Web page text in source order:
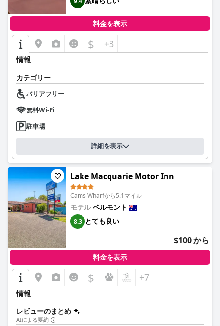
料金を表示
$ +3
情報
カテゴリー
バリアフリー
無料Wi-Fi
駐車場
詳細を表示
Lake Macquarie Motor Inn
Cams Wharfから5.1マイル
モテルベルモント
8.3 とても良い
$100 から
料金を表示
$ +7
情報
レビューのまとめ
AIによる要約